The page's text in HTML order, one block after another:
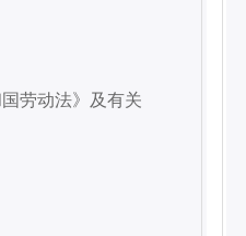
劳动法》及有关